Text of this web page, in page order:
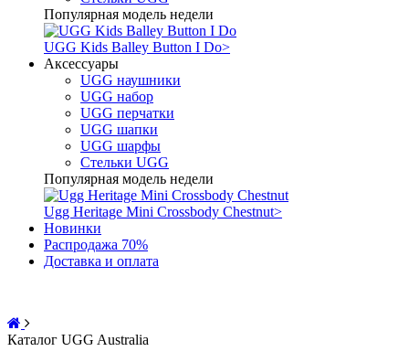
Популярная модель недели
UGG Kids Balley Button I Do>
Аксессуары
UGG наушники
UGG набор
UGG перчатки
UGG шапки
UGG шарфы
Стельки UGG
Популярная модель недели
Ugg Heritage Mini Crossbody Chestnut>
Новинки
Распродажа 70%
Доставка и оплата
Каталог UGG Australia